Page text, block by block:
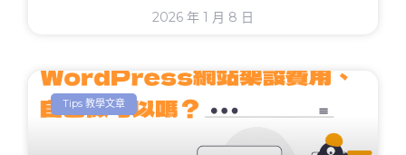
2026 年 1 月 8 日
Tips 教學文章